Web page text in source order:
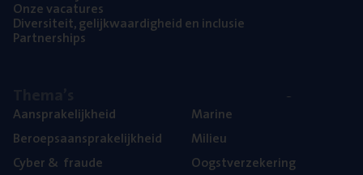
Onze vaca­tu­res
Diver­si­teit, gelijk­waar­dig­heid en inclusie
Part­ner­ships
Aan­spra­ke­lijk­heid
Beroeps­aan­spra­ke­lijk­heid
Cyber& fraude
Mari­ne
Mili­eu
Oogst­ver­ze­ke­ring